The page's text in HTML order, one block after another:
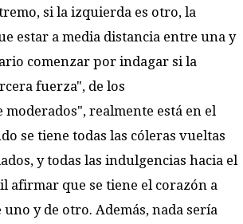
si la izquierda es otro, la
estar a media distancia entre una y
comenzar por indagar si la
fuerza", de los
moderados", realmente está en el
se tiene todas las cóleras vueltas
y todas las indulgencias hacia el
afirmar que se tiene el corazón a
y de otro. Además, nada sería